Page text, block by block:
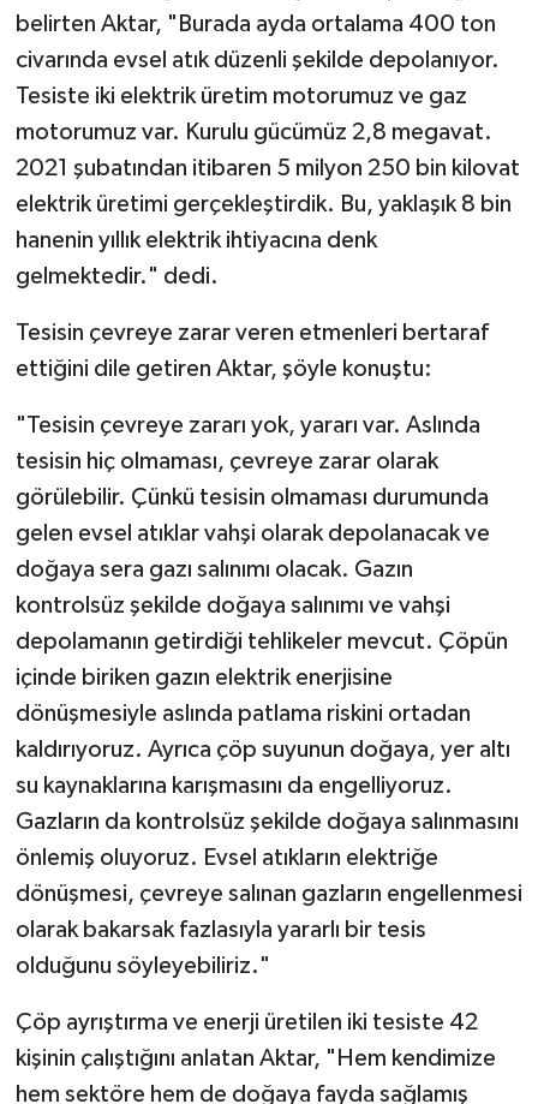
belirten Aktar, "Burada ayda ortalama 400 ton
civarında evsel atık düzenli şekilde depolanıyor.
Tesiste iki elektrik üretim motorumuz ve gaz
motorumuz var. Kurulu gücümüz 2,8 megavat.
2021 şubatından itibaren 5 milyon 250 bin kilovat
elektrik üretimi gerçekleştirdik. Bu, yaklaşık 8 bin
hanenin yıllık elektrik ihtiyacına denk
gelmektedir." dedi.
Tesisin çevreye zarar veren etmenleri bertaraf
ettiğini dile getiren Aktar, şöyle konuştu:
"Tesisin çevreye zararı yok, yararı var. Aslında
tesisin hiç olmaması, çevreye zarar olarak
görülebilir. Çünkü tesisin olmaması durumunda
gelen evsel atıklar vahşi olarak depolanacak ve
doğaya sera gazı salınımı olacak. Gazın
kontrolsüz şekilde doğaya salınımı ve vahşi
depolamanın getirdiği tehlikeler mevcut. Çöpün
içinde biriken gazın elektrik enerjisine
dönüşmesiyle aslında patlama riskini ortadan
kaldırıyoruz. Ayrıca çöp suyunun doğaya, yer altı
su kaynaklarına karışmasını da engelliyoruz.
Gazların da kontrolsüz şekilde doğaya salınmasını
önlemiş oluyoruz. Evsel atıkların elektriğe
dönüşmesi, çevreye salınan gazların engellenmesi
olarak bakarsak fazlasıyla yararlı bir tesis
olduğunu söyleyebiliriz."
Çöp ayrıştırma ve enerji üretilen iki tesiste 42
kişinin çalıştığını anlatan Aktar, "Hem kendimize
hem sektöre hem de doğaya fayda sağlamış